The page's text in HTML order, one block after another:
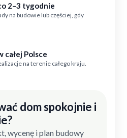
2–3 tygodnie
na budowie lub częściej, gdy
całej Polsce
na terenie całego kraju.
dom spokojnie i
wycenę i plan budowy